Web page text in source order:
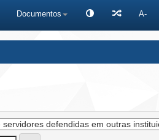
Documentos A-